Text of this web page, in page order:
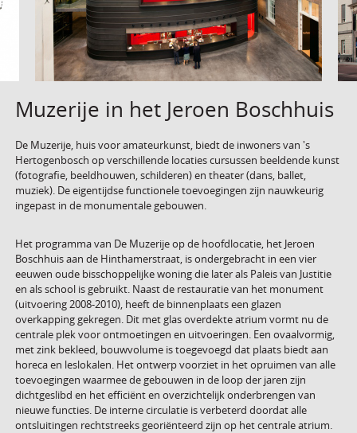
Muzerije in het Jeroen Boschhuis
De Muzerije, huis voor amateurkunst, biedt de inwoners van 's
Hertogenbosch op verschillende locaties cursussen beeldende kunst
(fotografie, beeldhouwen, schilderen) en theater (dans, ballet,
muziek). De eigentijdse functionele toevoegingen zijn nauwkeurig
ingepast in de monumentale gebouwen.
Het programma van De Muzerije op de hoofdlocatie, het Jeroen
Boschhuis aan de Hinthamerstraat, is ondergebracht in een vier
eeuwen oude bisschoppelijke woning die later als Paleis van Justitie
en als school is gebruikt. Naast de restauratie van het monument
(uitvoering 2008-2010), heeft de binnenplaats een glazen
overkapping gekregen. Dit met glas overdekte atrium vormt nu de
centrale plek voor ontmoetingen en uitvoeringen. Een ovaalvormig,
met zink bekleed, bouwvolume is toegevoegd dat plaats biedt aan
horeca en leslokalen. Het ontwerp voorziet in het opruimen van alle
toevoegingen waarmee de gebouwen in de loop der jaren zijn
dichtgeslibd en het efficiënt en overzichtelijk onderbrengen van
nieuwe functies. De interne circulatie is verbeterd doordat alle
ontsluitingen rechtstreeks georiënteerd zijn op het centrale atrium.